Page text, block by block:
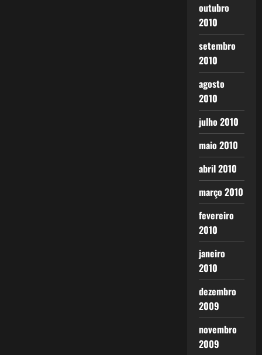
outubro
2010
setembro
2010
agosto
2010
julho 2010
maio 2010
abril 2010
março 2010
fevereiro
2010
janeiro
2010
dezembro
2009
novembro
2009